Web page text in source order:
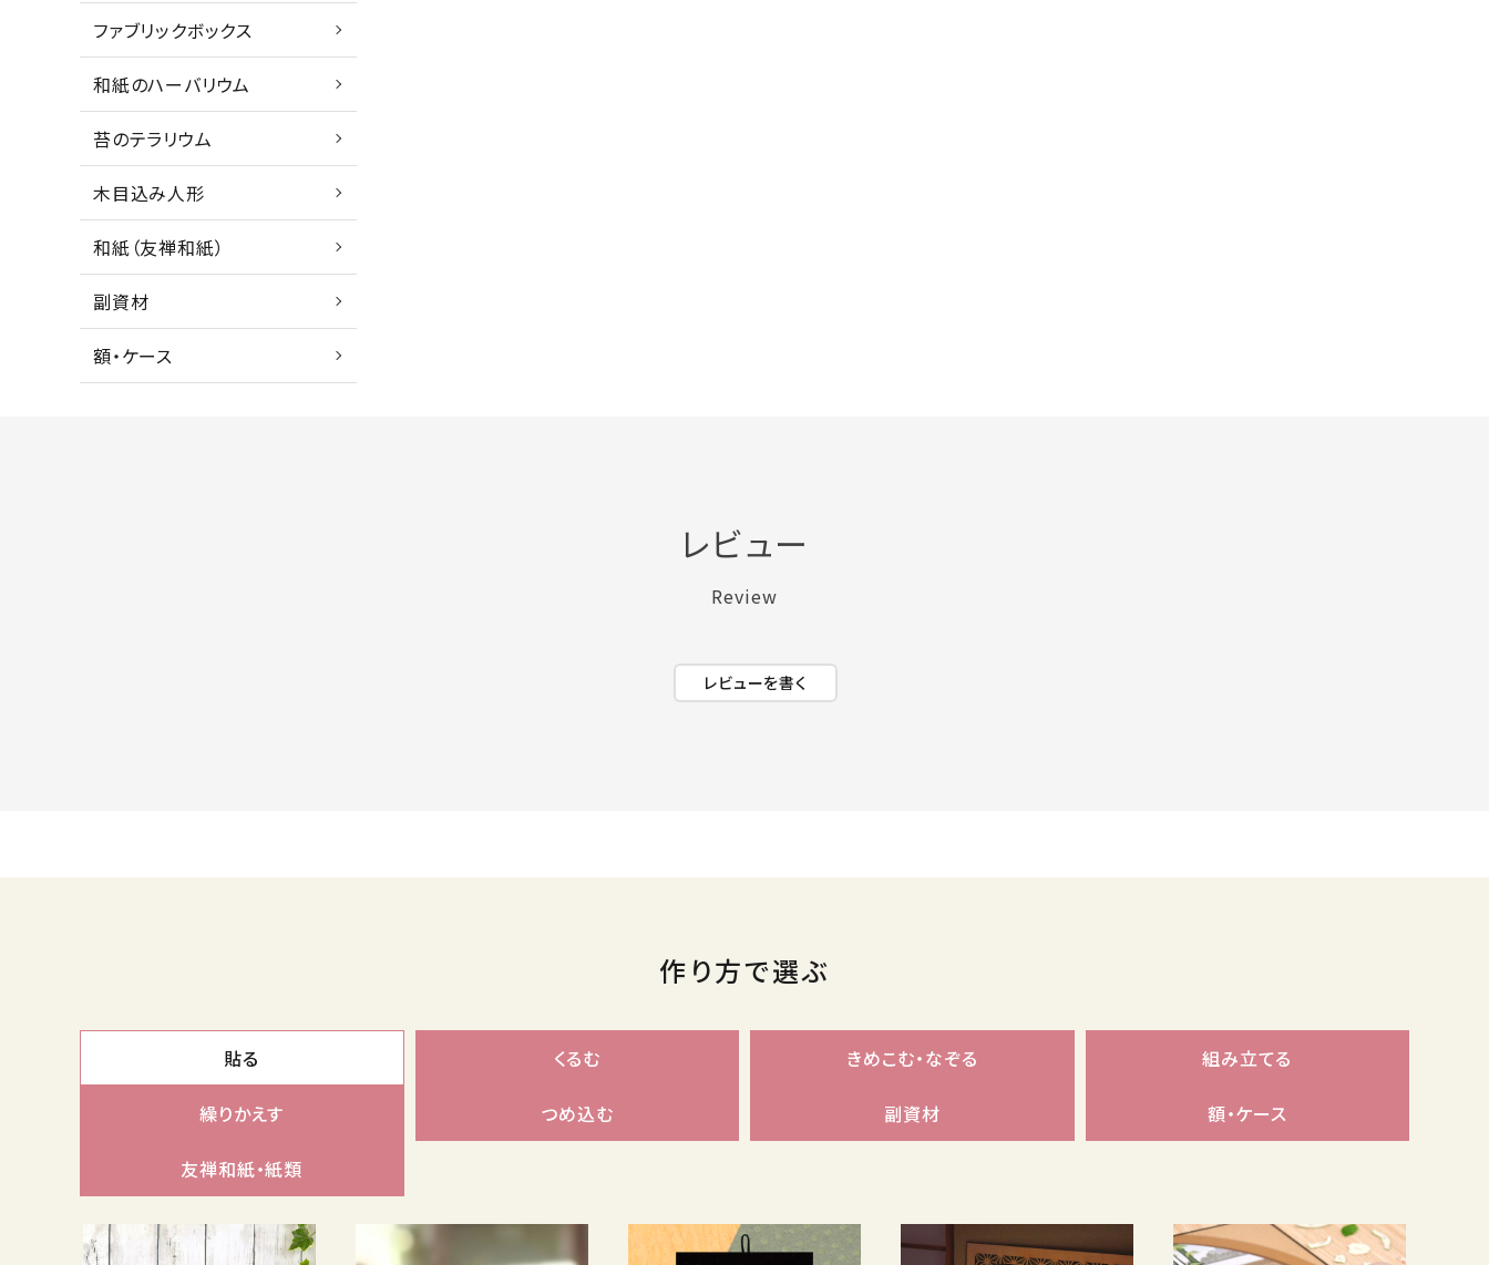
ファブリックボックス
和紙のハーバリウム
苔のテラリウム
木目込み人形
和紙（友禅和紙）
副資材
額・ケース
レビュー
Review
レビューを書く
作り方で選ぶ
貼る くるむ きめこむ・なぞる 組み立てる
繰りかえす つめ込む 副資材 額・ケース
友禅和紙・紙類